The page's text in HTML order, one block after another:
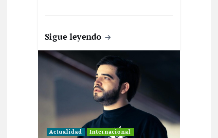
Sigue leyendo
Actualidad Internacional